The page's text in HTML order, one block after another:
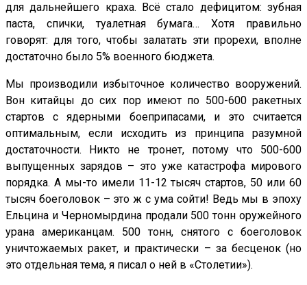
для дальнейшего краха. Всё стало дефицитом: зубная
паста, спички, туалетная бумага… Хотя правильно
говорят: для того, чтобы залатать эти прорехи, вполне
достаточно было 5% военного бюджета.
Мы производили избыточное количество вооружений.
Вон китайцы до сих пор имеют по 500-600 ракетных
стартов с ядерными боеприпасами, и это считается
оптимальным, если исходить из принципа разумной
достаточности. Никто не тронет, потому что 500-600
выпущенных зарядов – это уже катастрофа мирового
порядка. А мы-то имели 11-12 тысяч стартов, 50 или 60
тысяч боеголовок – это ж с ума сойти! Ведь мы в эпоху
Ельцина и Черномырдина продали 500 тонн оружейного
урана американцам. 500 тонн, снятого с боеголовок
уничтожаемых ракет, и практически – за бесценок (но
это отдельная тема, я писал о ней в «Столетии»).